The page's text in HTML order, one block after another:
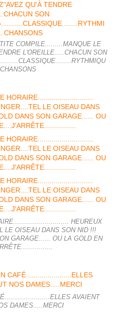
COMPILE.........MANQUE LE
L'OREILLE.....CHACUN SON
HEUREUX
LE OISEAU DANS SON NID !!!
GARAGE...... OU LA GOLD EN
AVAIENT
DAMES.....MERCI